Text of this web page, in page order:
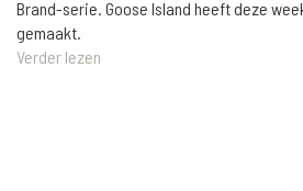
Brand-serie. Goose Island heeft deze
gemaakt.
Verder lezen